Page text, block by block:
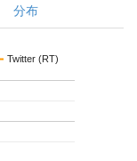
分布
Twitter (RT)